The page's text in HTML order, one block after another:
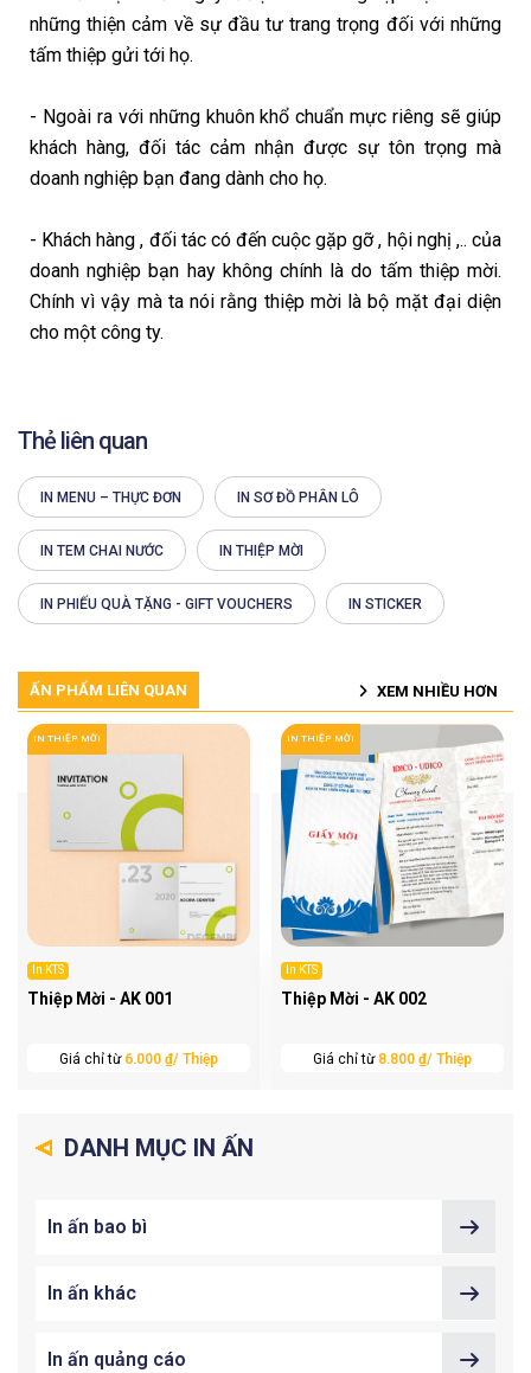
những thiện cảm về sự đầu tư trang trọng đối với những
tấm thiệp gửi tới họ.
- Ngoài ra với những khuôn khổ chuẩn mực riêng sẽ giúp
khách hàng, đối tác cảm nhận được sự tôn trọng mà
doanh nghiệp bạn đang dành cho họ.
- Khách hàng , đối tác có đến cuộc gặp gỡ , hội nghị ,.. của
doanh nghiệp bạn hay không chính là do tấm thiệp mời.
Chính vì vậy mà ta nói rằng thiệp mời là bộ mặt đại diện
cho một công ty.
Thẻ liên quan
IN MENU – THỰC ĐƠN IN SƠ ĐỒ PHÂN LÔ
IN TEM CHAI NƯỚC IN THIỆP MỜI
IN PHIẾU QUÀ TẶNG - GIFT VOUCHERS IN STICKER
ẤN PHẨM LIÊN QUAN XEM NHIỀU HƠN
IN THIỆP MỜI
In KTS
Thiệp Mời - AK 001
Giá chỉ từ 6.000 ₫/ Thiệp
IN THIỆP MỜI
In KTS
Thiệp Mời - AK 002
Giá chỉ từ 8.800 ₫/ Thiệp
DANH MỤC IN ẤN
In ấn bao bì
In ấn khác
In ấn quảng cáo